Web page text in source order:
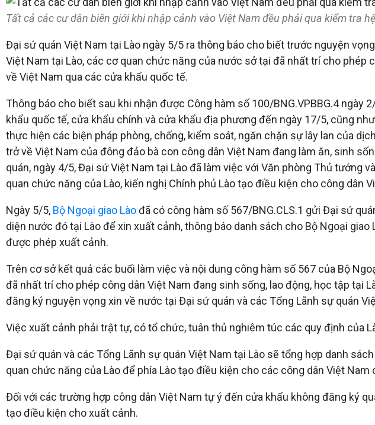
Tất cả các cư dân biên giới khi nhập cảnh vào Việt Nam đều phải qua kiểm tra
Đại sứ quán Việt Nam tại Lào ngày 5/5 ra thông báo cho biết trước nguyện
Việt Nam tại Lào, các cơ quan chức năng của nước sở tại đã nhất trí cho
về Việt Nam qua các cửa khẩu quốc tế.
Thông báo cho biết sau khi nhận được Công hàm số 100/BNG.VPBBG.4 ngày
khẩu quốc tế, cửa khẩu chính và cửa khẩu địa phương đến ngày 17/5, cũng
thực hiện các biện pháp phòng, chống, kiểm soát, ngăn chặn sự lây lan của
trở về Việt Nam của đông đảo bà con công dân Việt Nam đang làm ăn, sinh
quán, ngày 4/5, Đại sứ Việt Nam tại Lào đã làm việc với Văn phòng Thủ
quan chức năng của Lào, kiến nghị Chính phủ Lào tạo điều kiện cho công dân
Ngày 5/5, Bộ Ngoại giao Làođã có công hàm số 567/BNG.CLS.1 gửi Đại sứ
diện nước đó tại Lào để xin xuất cảnh, thông báo danh sách cho Bộ Ngoại
được phép xuất cảnh.
Trên cơ sở kết quả các buổi làm việc và nội dung công hàm số 567 của Bộ
đã nhất trí cho phép công dân Việt Nam đang sinh sống, lao động, học tập
đăng ký nguyện vọng xin về nước tại Đại sứ quán và các Tổng Lãnh sự quán
Việc xuất cảnh phải trật tự, có tổ chức, tuân thủ nghiêm túc các quy định của
Đại sứ quán và các Tổng Lãnh sự quán Việt Nam tại Lào sẽ tổng hợp danh
quan chức năng của Lào để phía Lào tạo điều kiện cho các công dân Việt
Đối với các trường hợp công dân Việt Nam tự ý đến cửa khẩu không đăng ký
tạo điều kiện cho xuất cảnh.